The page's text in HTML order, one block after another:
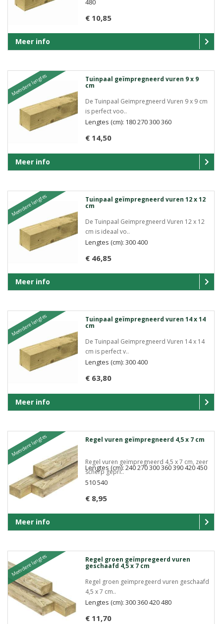
€ 10,85
480
Meer info
Meerdere lengtes Tuinpaal geïmpregneerd vuren 9 x 9
cm
De Tuinpaal Geïmpregneerd Vuren 9 x 9 cm
is perfect voo..
€ 14,50
Lengtes (cm): 180 270 300 360
Meer info
Meerdere lengtes Tuinpaal geïmpregneerd vuren 12 x 12
cm
De Tuinpaal Geïmpregneerd Vuren 12 x 12
cm is ideaal vo..
€ 46,85
Lengtes (cm): 300 400
Meer info
Meerdere lengtes Tuinpaal geïmpregneerd vuren 14 x 14
cm
De Tuinpaal Geïmpregneerd Vuren 14 x 14
cm is perfect v..
€ 63,80
Lengtes (cm): 300 400
Meer info
Meerdere lengtes Regel vuren geïmpregneerd 4,5 x 7 cm
Regel vuren geïmpregneerd 4,5 x 7 cm, zeer
scherp gepri..
€ 8,95
Lengtes (cm): 240 270 300 360 390 420 450
510 540
Meer info
Meerdere lengtes Regel groen geïmpregeerd vuren
geschaafd 4,5 x 7 cm
Regel groen geïmpregeerd vuren geschaafd
4,5 x 7 cm..
€ 11,70
Lengtes (cm): 300 360 420 480